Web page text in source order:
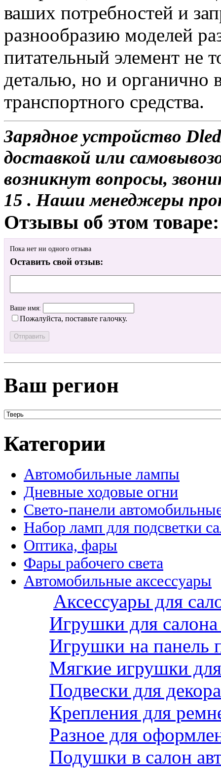
ваших потребностей и
разнообразию моделей
питательный элемент не
деталью, но и органично
транспортного средства.
Зарядное устройство
доставкой или
возникнут вопросы,
15 . Наши менеджеры
Отзывы об этом товаре:
Пока нет ни одного отзыва
Оставить свой отзыв:
Ваше имя:
Пожалуйста, поставьте галочку.
Ваш регион
Категории
Автомобильные лампы
Дневные ходовые огни
Свето-панели
Набор ламп для подсветки
Оптика, фары
Фары рабочего света
Автомобильные аксессуары
Аксессуары для
Игрушки для
Игрушки на панель
Мягкие игрушки
Подвески для декора
Крепления для
Разное для
Подушки в салон